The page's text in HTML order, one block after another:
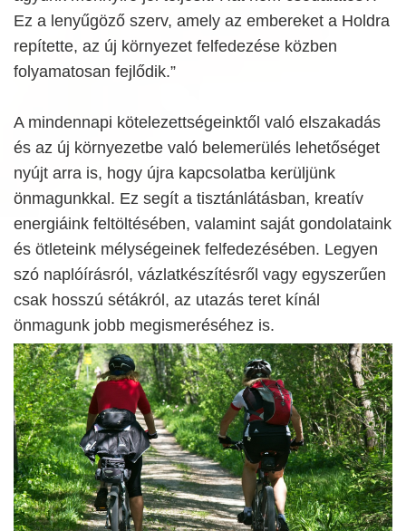
Ez a lenyűgöző szerv, amely az embereket a Holdra
repítette, az új környezet felfedezése közben
folyamatosan fejlődik.”
A mindennapi kötelezettségeinktől való elszakadás
és az új környezetbe való belemerülés lehetőséget
nyújt arra is, hogy újra kapcsolatba kerüljünk
önmagunkkal. Ez segít a tisztánlátásban, kreatív
energiáink feltöltésében, valamint saját gondolataink
és ötleteink mélységeinek felfedezésében. Legyen
szó naplóírásról, vázlatkészítésről vagy egyszerűen
csak hosszú sétákról, az utazás teret kínál
önmagunk jobb megismeréséhez is.